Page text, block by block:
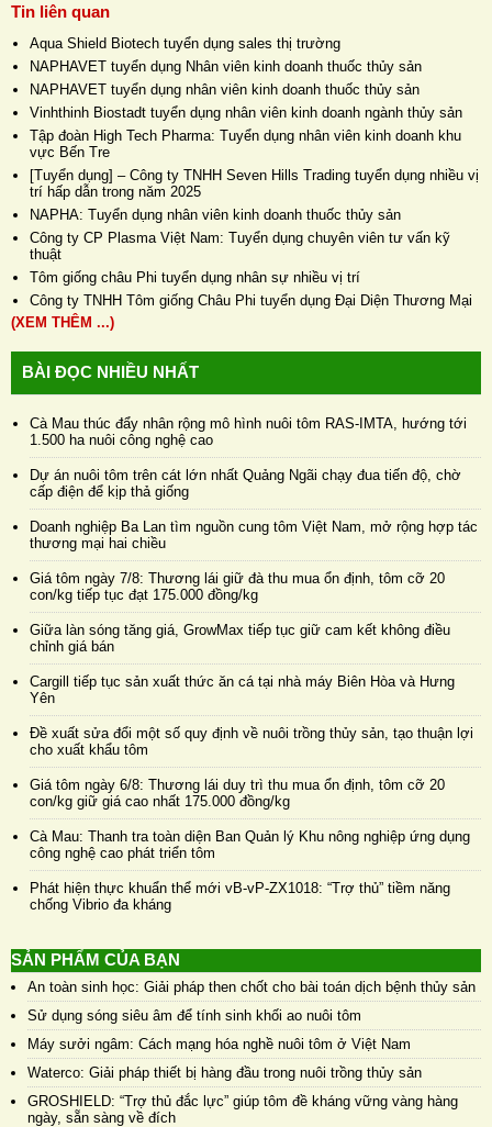
Tin liên quan
Aqua Shield Biotech tuyển dụng sales thị trường
NAPHAVET tuyển dụng Nhân viên kinh doanh thuốc thủy sản
NAPHAVET tuyển dụng nhân viên kinh doanh thuốc thủy sản
Vinhthinh Biostadt tuyển dụng nhân viên kinh doanh ngành thủy sản
Tập đoàn High Tech Pharma: Tuyển dụng nhân viên kinh doanh khu
vực Bến Tre
[Tuyển dụng] – Công ty TNHH Seven Hills Trading tuyển dụng nhiều vị
trí hấp dẫn trong năm 2025
NAPHA: Tuyển dụng nhân viên kinh doanh thuốc thủy sản
Công ty CP Plasma Việt Nam: Tuyển dụng chuyên viên tư vấn kỹ
thuật
Tôm giống châu Phi tuyển dụng nhân sự nhiều vị trí
Công ty TNHH Tôm giống Châu Phi tuyển dụng Đại Diện Thương Mại
(XEM THÊM ...)
BÀI ĐỌC NHIỀU NHẤT
Cà Mau thúc đẩy nhân rộng mô hình nuôi tôm RAS-IMTA, hướng tới
1.500 ha nuôi công nghệ cao
Dự án nuôi tôm trên cát lớn nhất Quảng Ngãi chạy đua tiến độ, chờ
cấp điện để kịp thả giống
Doanh nghiệp Ba Lan tìm nguồn cung tôm Việt Nam, mở rộng hợp tác
thương mại hai chiều
Giá tôm ngày 7/8: Thương lái giữ đà thu mua ổn định, tôm cỡ 20
con/kg tiếp tục đạt 175.000 đồng/kg
Giữa làn sóng tăng giá, GrowMax tiếp tục giữ cam kết không điều
chỉnh giá bán
Cargill tiếp tục sản xuất thức ăn cá tại nhà máy Biên Hòa và Hưng
Yên
Đề xuất sửa đổi một số quy định về nuôi trồng thủy sản, tạo thuận lợi
cho xuất khẩu tôm
Giá tôm ngày 6/8: Thương lái duy trì thu mua ổn định, tôm cỡ 20
con/kg giữ giá cao nhất 175.000 đồng/kg
Cà Mau: Thanh tra toàn diện Ban Quản lý Khu nông nghiệp ứng dụng
công nghệ cao phát triển tôm
Phát hiện thực khuẩn thể mới vB-vP-ZX1018: “Trợ thủ” tiềm năng
chống Vibrio đa kháng
SẢN PHẨM CỦA BẠN
An toàn sinh học: Giải pháp then chốt cho bài toán dịch bệnh thủy sản
Sử dụng sóng siêu âm để tính sinh khối ao nuôi tôm
Máy sưởi ngâm: Cách mạng hóa nghề nuôi tôm ở Việt Nam
Waterco: Giải pháp thiết bị hàng đầu trong nuôi trồng thủy sản
GROSHIELD: “Trợ thủ đắc lực” giúp tôm đề kháng vững vàng hàng
ngày, sẵn sàng về đích